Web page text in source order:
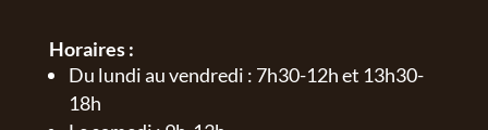
Horaires :
Du lundi au vendredi : 7h30-12h et 13h30-
18h